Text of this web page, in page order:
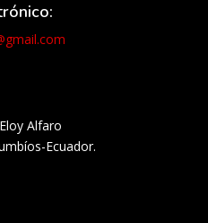
Alfaro
Ecuador.